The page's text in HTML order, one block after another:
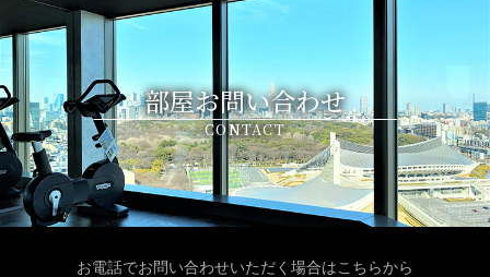
部屋お問い合わせ
CONTACT
お電話でお問い合わせいただく場合はこちらから